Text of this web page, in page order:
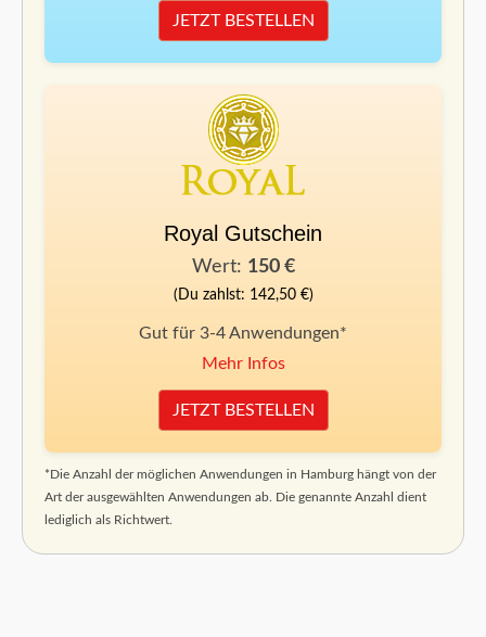
JETZT BESTELLEN
Royal Gutschein
Wert: 150 €
(Du zahlst: 142,50 €)
Gut für 3-4 Anwendungen*
Mehr Infos
JETZT BESTELLEN
*Die Anzahl der möglichen Anwendungen in Hamburg hängt von der
Art der ausgewählten Anwendungen ab. Die genannte Anzahl dient
lediglich als Richtwert.